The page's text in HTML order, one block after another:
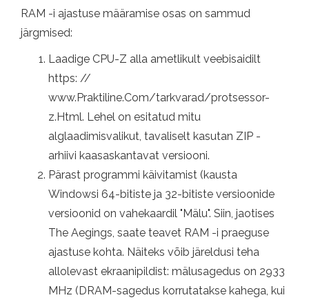
RAM -i ajastuse määramise osas on sammud
järgmised:
Laadige CPU-Z alla ametlikult veebisaidilt
https: //
www.Praktiline.Com/tarkvarad/protsessor-
z.Html. Lehel on esitatud mitu
alglaadimisvalikut, tavaliselt kasutan ZIP -
arhiivi kaasaskantavat versiooni.
Pärast programmi käivitamist (kausta
Windowsi 64-bitiste ja 32-bitiste versioonide
versioonid on vahekaardil "Mälu". Siin, jaotises
The Aegings, saate teavet RAM -i praeguse
ajastuse kohta. Näiteks võib järeldusi teha
allolevast ekraanipildist: mälusagedus on 2933
MHz (DRAM-sagedus korrutatakse kahega, kui